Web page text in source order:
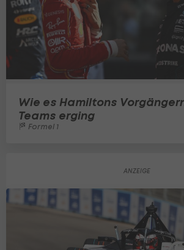
Wie es Hamiltons
Teams erging
Formel 1